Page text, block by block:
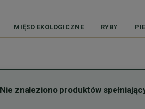
MIĘSO EKOLOGICZNE RYBY
Nie znaleziono produktów